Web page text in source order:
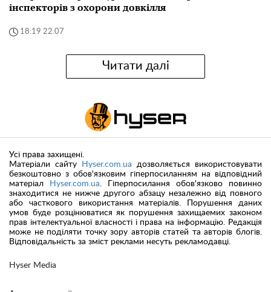
інспекторів з охорони довкілля
18:19 22.07
Читати далі
Hyser Media
Усі права захищені.
Матеріали сайту
Hyser.com.ua дозволяється використовувати
безкоштовно з обов'язковим гіперпосиланням на відповідний
матеріал
Hyser.com.ua . Гіперпосилання обов'язково повинно
знаходитися не нижче другого абзацу незалежно від повного
або часткового використання матеріалів. Порушення даних
умов буде розцінюватися як порушення захищаемих законом
прав інтелектуальної власності і права на інформацію. Редакція
може не поділяти точку зору авторів статей та авторів блогів.
Відповідальність за зміст реклами несуть рекламодавці.